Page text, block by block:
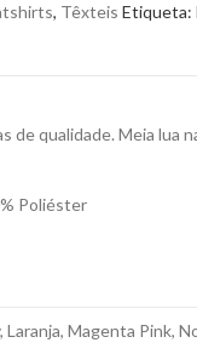
, Têxteis Etiqueta:
qualidade. Meia lua
Poliéster
Magenta Pink,